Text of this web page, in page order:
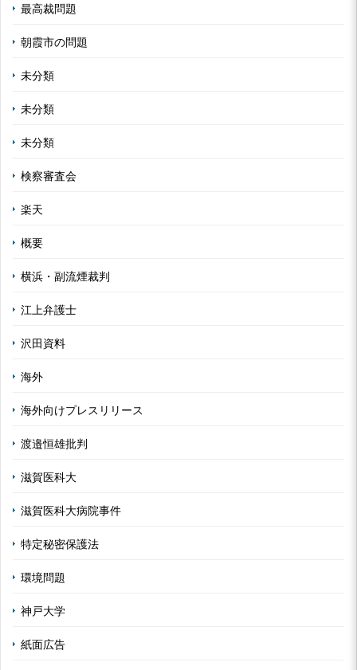
最高裁問題
朝霞市の問題
未分類
未分類
未分類
検察審査会
楽天
概要
横浜・副流煙裁判
江上弁護士
沢田資料
海外
海外向けプレスリリース
渡邉恒雄批判
滋賀医科大
滋賀医科大病院事件
特定秘密保護法
環境問題
神戸大学
紙面広告